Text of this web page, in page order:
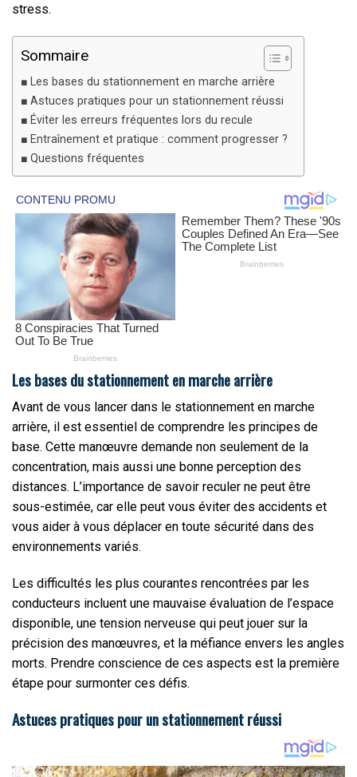
stress.
Sommaire
Les bases du stationnement en marche arrière
Astuces pratiques pour un stationnement réussi
Éviter les erreurs fréquentes lors du recule
Entraînement et pratique : comment progresser ?
Questions fréquentes
Les bases du stationnement en marche arrière
Avant de vous lancer dans le stationnement en marche
arrière, il est essentiel de comprendre les principes de
base. Cette manœuvre demande non seulement de la
concentration, mais aussi une bonne perception des
distances. L’importance de savoir reculer ne peut être
sous-estimée, car elle peut vous éviter des accidents et
vous aider à vous déplacer en toute sécurité dans des
environnements variés.
Les difficultés les plus courantes rencontrées par les
conducteurs incluent une mauvaise évaluation de l’espace
disponible, une tension nerveuse qui peut jouer sur la
précision des manœuvres, et la méfiance envers les angles
morts. Prendre conscience de ces aspects est la première
étape pour surmonter ces défis.
Astuces pratiques pour un stationnement réussi